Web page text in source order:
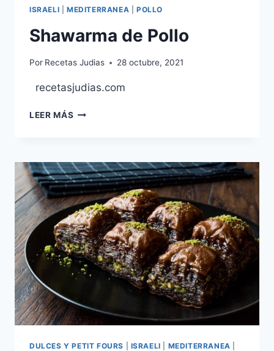
ISRAELI MEDITERRANEA POLLO
Shawarma de Pollo
Por Recetas Judias 28 octubre, 2021
recetasjudias.com
LEER MÁS SHAWARMA
DULCES Y PETIT FOURS ISRAELI MEDITERRANEA